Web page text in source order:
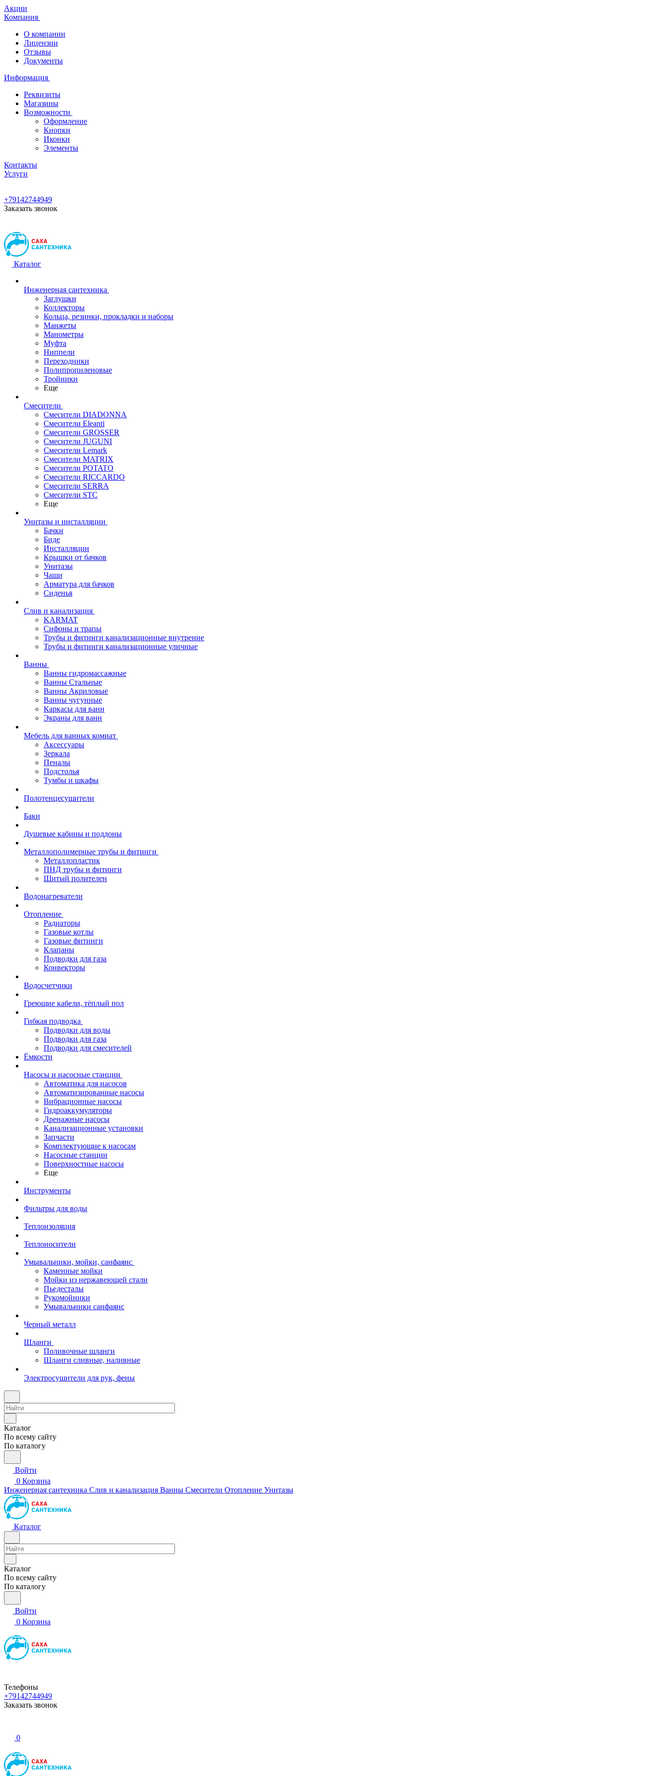
Акции
Компания
О компании
Лицензии
Отзывы
Документы
Информация
Реквизиты
Магазины
Возможности
Оформление
Кнопки
Иконки
Элементы
Контакты
Услуги
+79142744949
Заказать звонок
Каталог
Инженерная сантехника
Заглушки
Коллекторы
Кольца, резинки, прокладки и наборы
Манжеты
Манометры
Муфта
Ниппели
Переходники
Полипропиленовые
Тройники
Еще
Смесители
Смесители DIADONNA
Смесители Eleanti
Смесители GROSSER
Смесители JUGUNI
Смесители Lemark
Смесители MATRIX
Смесители POTATO
Смесители RICCARDO
Смесители SERRA
Смесители STC
Еще
Унитазы и инсталляции
Бачки
Биде
Инсталляции
Крышки от бачков
Унитазы
Чаши
Арматура для бачков
Сиденья
Слив и канализация
KARMAT
Сифоны и трапы
Трубы и фитинги канализационные внутрение
Трубы и фитинги канализационные уличные
Ванны
Ванны гидромассажные
Ванны Стальные
Ванны Акриловые
Ванны чугунные
Каркасы для ванн
Экраны для ванн
Мебель для ванных комнат
Аксессуары
Зеркала
Пеналы
Подстолья
Тумбы и шкафы
Полотенцесушители
Баки
Душевые кабины и поддоны
Металлополимерные трубы и фитинги
Металлопластик
ПНД трубы и фитинги
Шитый полителен
Водонагреватели
Отопление
Радиаторы
Газовые котлы
Газовые фитинги
Клапаны
Подводки для газа
Конвекторы
Водосчетчики
Греющие кабели, тёплый пол
Гибкая подводка
Подводки для воды
Подводки для газа
Подводки для смесителей
Ёмкости
Насосы и насосные станции
Автоматика для насосов
Автоматизированные насосы
Вибрационные насосы
Гидроаккумуляторы
Дренажные насосы
Канализационные установки
Запчасти
Комплектующие к насосам
Насосные станции
Поверхностные насосы
Еще
Инструменты
Фильтры для воды
Теплоизоляция
Теплоносители
Умывальники, мойки, санфаянс
Каменные мойки
Мойки из нержавеющей стали
Пьедесталы
Рукомойники
Умывальники санфаянс
Черный металл
Шланги
Поливочные шланги
Шланги сливные, наливные
Электросушители для рук, фены
Каталог
По всему сайту
По каталогу
Войти
0 Корзина
Инженерная сантехника Слив и канализация Ванны Смесители Отопление Унитазы
Каталог
Каталог
По всему сайту
По каталогу
Войти
0 Корзина
Телефоны
+79142744949
Заказать звонок
0